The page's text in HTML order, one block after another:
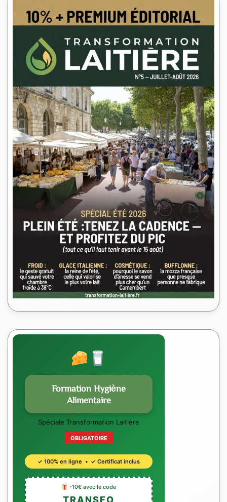
Formation Hygiène
Alimentaire
Spéciale Transformation Laitière
OBLIGATOIRE
✓ 100% en ligne • ✓ Certificat inclus
-10€ avec le code